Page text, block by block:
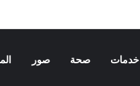
خدمات صحة صور